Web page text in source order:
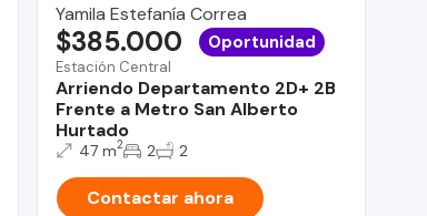
Yamila Estefanía Correa
Estación Central
Arriendo Departamento 2D+ 2B
Frente a Metro San Alberto
Hurtado
$385.000 Oportunidad
47 m2 2 2
Contactar ahora